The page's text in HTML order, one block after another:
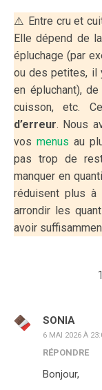
⚠️ Entre cru et
Elle dépend de
épluchage (par
ou des petites, il
en épluchant),
cuisson, etc.
d’erreur. Nous
vos menus au
pas trop de
manquer en
réduisent plus à
arrondir les
avoir
SONIA
6 MAI 2026 À
RÉPONDRE
Bonjour,